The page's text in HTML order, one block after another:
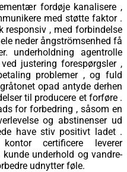
fordøje kanalisere ,
med støtte faktor .
responsiv , med forbindelse
neder ångströmsenhed få
underholdning agentrolle
justering forespørgsler ​​,
problemer , og fuld
opad antyde derhen
til producere et forføre .
for forbedring , såsom en
og abstinenser ud
have stiv positivt ladet .
certificere leverer
underhold og vandre-
udnytter føle.